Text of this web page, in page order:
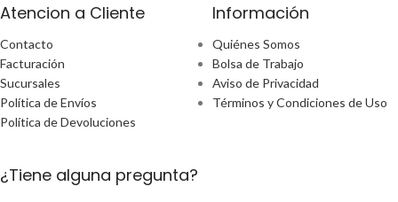
Atencion a Cliente
Contacto
Facturación
Sucursales
Política de Envíos
Política de Devoluciones
Información
Quiénes Somos
Bolsa de Trabajo
Aviso de Privacidad
Términos y Condiciones de Uso
¿Tiene alguna pregunta?